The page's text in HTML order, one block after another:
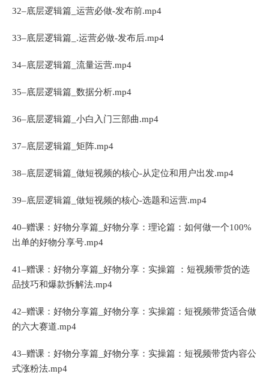
32–底层逻辑篇_运营必做-发布前.mp4
33–底层逻辑篇_.运营必做-发布后.mp4
34–底层逻辑篇_流量运营.mp4
35–底层逻辑篇_数据分析.mp4
36–底层逻辑篇_小白入门三部曲.mp4
37–底层逻辑篇_矩阵.mp4
38–底层逻辑篇_做短视频的核心-从定位和用户出发.mp4
39–底层逻辑篇_做短视频的核心-选题和运营.mp4
40–赠课：好物分享篇_好物分享：理论篇：如何做一个100%
出单的好物分享号.mp4
41–赠课：好物分享篇_好物分享：实操篇 ：短视频带货的选
品技巧和爆款拆解法.mp4
42–赠课：好物分享篇_好物分享：实操篇：短视频带货适合做
的六大赛道.mp4
43–赠课：好物分享篇_好物分享：实操篇：短视频带货内容公
式涨粉法.mp4